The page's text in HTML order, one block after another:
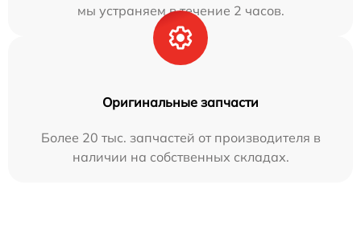
мы устраняем в течение 2 часов.
Оригинальные запчасти
Более 20 тыс. запчастей от производителя в
наличии на собственных складах.